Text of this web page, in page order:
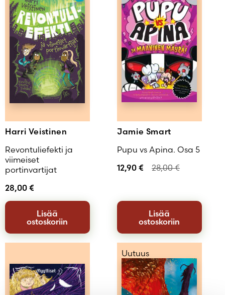
Harri Veistinen
Revontuliefekti ja
viimeiset
portinvartijat
28,00 €
Lisää
ostoskoriin
Jamie Smart
Pupu vs Apina. Osa 5
12,90 € 28,00€
Lisää
ostoskoriin
Uutuus